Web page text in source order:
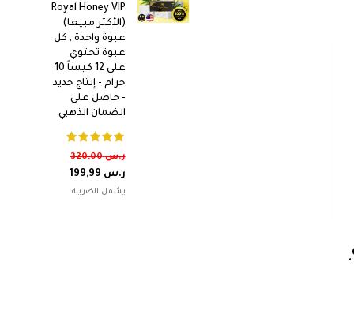
Royal Honey VIP
(الأكثر مبيعا)
عبوة واحدة , كل
عبوة تحتوي
على 12 كيساً 10
جرام - إنتاج جديد
- حاصل على
الضمان الذهبي
ر.س320,00
ر.س